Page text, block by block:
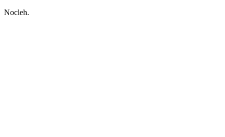
Nocleh.